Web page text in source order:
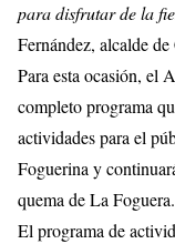
para disfrutar de la
Fernández, alcalde de
Para esta ocasión, el
completo programa
actividades para el
Foguerina y
quema de La Foguera.
El programa de